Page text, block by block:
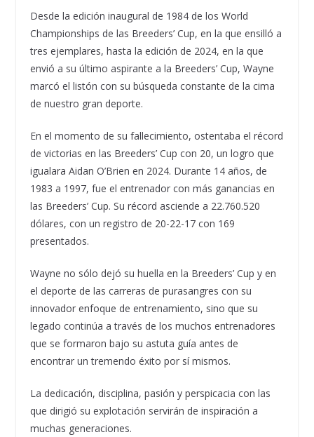
Desde la edición inaugural de 1984 de los World
Championships de las Breeders’ Cup, en la que ensilló a
tres ejemplares, hasta la edición de 2024, en la que
envió a su último aspirante a la Breeders’ Cup, Wayne
marcó el listón con su búsqueda constante de la cima
de nuestro gran deporte.
En el momento de su fallecimiento, ostentaba el récord
de victorias en las Breeders’ Cup con 20, un logro que
igualara Aidan O’Brien en 2024. Durante 14 años, de
1983 a 1997, fue el entrenador con más ganancias en
las Breeders’ Cup. Su récord asciende a 22.760.520
dólares, con un registro de 20-22-17 con 169
presentados.
Wayne no sólo dejó su huella en la Breeders’ Cup y en
el deporte de las carreras de purasangres con su
innovador enfoque de entrenamiento, sino que su
legado continúa a través de los muchos entrenadores
que se formaron bajo su astuta guía antes de
encontrar un tremendo éxito por sí mismos.
La dedicación, disciplina, pasión y perspicacia con las
que dirigió su explotación servirán de inspiración a
muchas generaciones.